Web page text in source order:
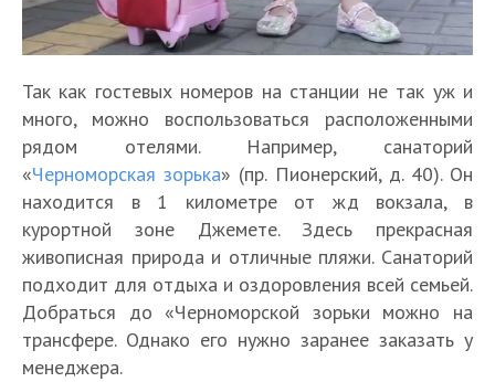
Так как гостевых номеров на станции не так уж и
много, можно воспользоваться расположенными
рядом отелями. Например, санаторий
«Черноморская зорька» (пр. Пионерский, д. 40). Он
находится в 1 километре от жд вокзала, в
курортной зоне Джемете. Здесь прекрасная
живописная природа и отличные пляжи. Санаторий
подходит для отдыха и оздоровления всей семьей.
Добраться до «Черноморской зорьки можно на
трансфере. Однако его нужно заранее заказать у
менеджера.